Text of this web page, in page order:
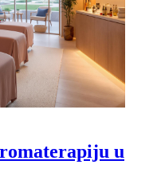
u